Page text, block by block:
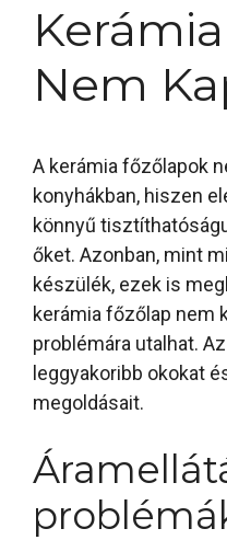
Nem
A kerámia főzőlapok
konyhákban, hiszen
könnyű
őket. Azonban, mint
készülék, ezek is
kerámia főzőlap nem
problémára utalhat.
leggyakoribb okokat
megoldásait.